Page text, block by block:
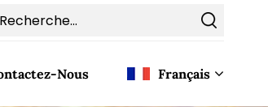
Nous Français